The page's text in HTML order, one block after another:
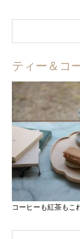
ティー＆コ
コーヒーも紅茶もこ